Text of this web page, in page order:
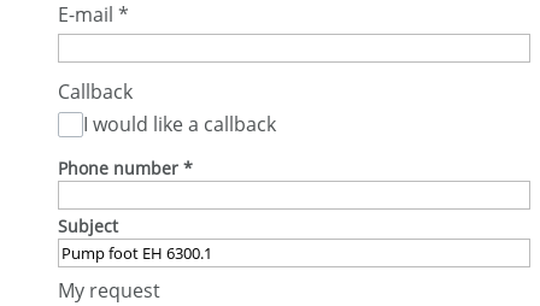
E-mail *
Callback
I would like a callback
Phone number *
Subject
My request